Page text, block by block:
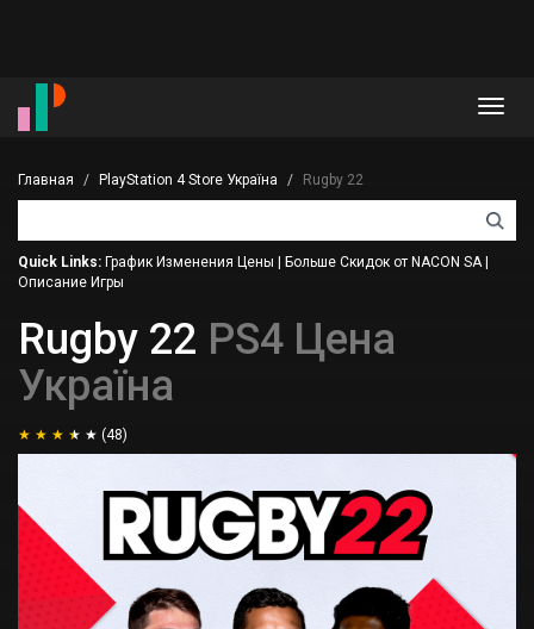
Главная PlayStation 4 Store Україна Rugby 22
Quick Links: График Изменения Цены Больше Скидок от NACON SA
Описание Игры
Rugby 22 PS4 Цена
Україна
(48)